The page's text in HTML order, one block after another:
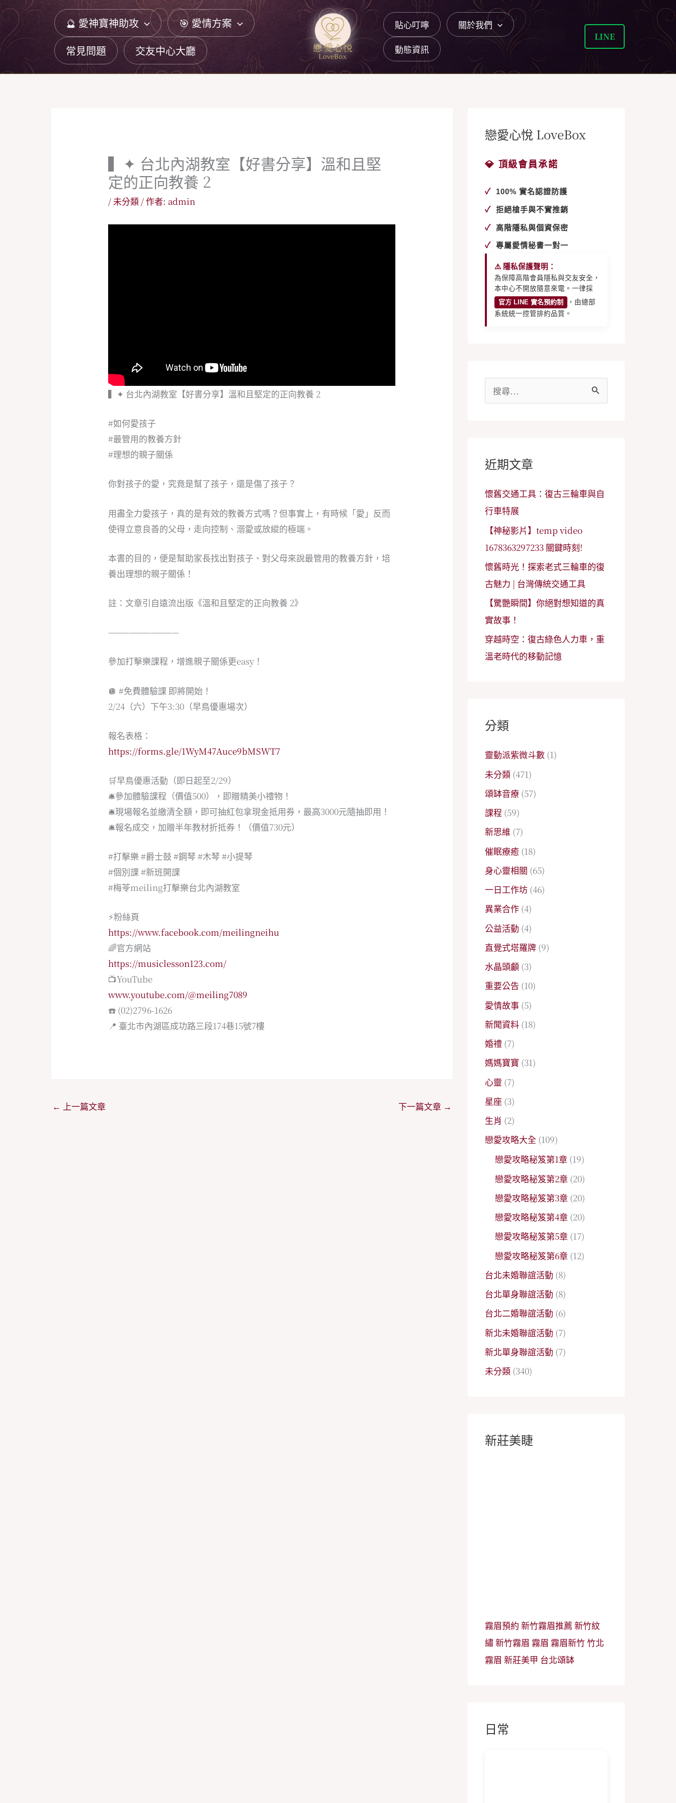
跳
至
主
要
內
🔮 愛神寶神助攻
🎯 愛情方案
常見問題
交友中心大廳
貼心叮嚀
關於我們
動態資訊
LINE
▍✦ 台北內湖教室【好書分享】溫和且堅
定的正向教養 2
/ 未分類 / 作者: admin
▍✦ 台北內湖教室【好書分享】溫和且堅定的正向教養 2
#如何愛孩子
#最管用的教養方針
#理想的親子關係
你對孩子的愛，究竟是幫了孩子，還是傷了孩子？
用盡全力愛孩子，真的是有效的教養方式嗎？但事實上，有時候「愛」反而
使得立意良善的父母，走向控制、溺愛或放縱的極端。
本書的目的，便是幫助家長找出對孩子、對父母來說最管用的教養方針，培
養出理想的親子關係！
註：文章引自遠流出版《溫和且堅定的正向教養 2》
——————————
參加打擊樂課程，增進親子關係更easy！
🪩#免費體驗課 即將開始！
2/24（六）下午3:30（早鳥優惠場次）
報名表格：
https://forms.gle/1WyM47Auce9bMSWT7
🛒早鳥優惠活動（即日起至2/29）
🛎️參加體驗課程（價值500），即贈精美小禮物！
🛎️現場報名並繳清全額，即可抽紅包拿現金抵用券，最高3000元隨抽即用！
🛎️報名成交，加贈半年教材折抵券！（價值730元）
#打擊樂 #爵士鼓#鋼琴#木琴#小提琴
#個別課 #新班開課
#梅苓meiling打擊樂台北內湖教室
⚡️粉絲頁
https://www.facebook.com/meilingneihu
🌈官方網站
https://musiclesson123.com/
📺YouTube
www.youtube.com/@meiling7089
☎️ (02)2796-1626
📍 臺北市內湖區成功路三段174巷15號7樓
← 上一篇文章 下一篇文章 →
戀愛心悅 LoveBox
💎 頂級會員承諾
✓ 100% 實名認證防護
✓ 拒絕槍手與不實推銷
✓ 高階隱私與個資保密
✓ 專屬愛情秘書一對一
⚠️ 隱私保護聲明：
為保障高階會員隱私與交友安全，
本中心不開放隨意來電。一律採
官方 LINE 實名預約制
，由總部
系統統一控管排約品質。
字
近期文章
懷舊交通工具：復古三輪車與自
行車特展
【神秘影片】temp video
1678363297233 關鍵時刻!
懷舊時光！探索老式三輪車的復
古魅力 | 台灣傳統交通工具
【驚艷瞬間】你絕對想知道的真
實故事！
穿越時空：復古綠色人力車，重
溫老時代的移動記憶
分類
靈動派紫微斗數 (1)
未分類 (471)
頌缽音療 (57)
課程 (59)
新思維 (7)
催眠療癒 (18)
身心靈相關 (65)
一日工作坊 (46)
異業合作 (4)
公益活動 (4)
直覺式塔羅牌 (9)
水晶頭顱 (3)
重要公告 (10)
愛情故事 (5)
新聞資料 (18)
婚禮 (7)
媽媽寶寶 (31)
心靈 (7)
星座 (3)
生肖 (2)
戀愛攻略大全 (109)
戀愛攻略秘笈第1章 (19)
戀愛攻略秘笈第2章 (20)
戀愛攻略秘笈第3章 (20)
戀愛攻略秘笈第4章 (20)
戀愛攻略秘笈第5章 (17)
戀愛攻略秘笈第6章 (12)
台北未婚聯誼活動 (8)
台北單身聯誼活動 (8)
台北二婚聯誼活動 (6)
新北未婚聯誼活動 (7)
新北單身聯誼活動 (7)
未分類 (340)
新莊美睫
霧眉預約 新竹霧眉推薦 新竹紋
繡新竹霧眉 霧眉 霧眉新竹竹北
霧眉 新莊美甲 台北頌缽
日常